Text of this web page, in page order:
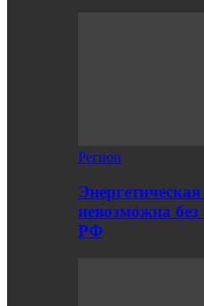
Регион
невозможна
РФ